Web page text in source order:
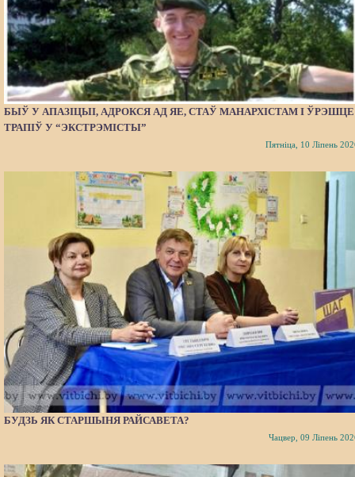
БЫЎ У АПАЗІЦЫІ, АДРОКСЯ АД ЯЕ, СТАЎ МАНАРХІСТАМ І ЎРЭШЦЕ
ТРАПІЎ У “ЭКСТРЭМІСТЫ”
Пятніца, 10 Ліпень
БУДЗЬ ЯК СТАРШЫНЯ РАЙСАВЕТА?
Чацвер, 09 Ліпень